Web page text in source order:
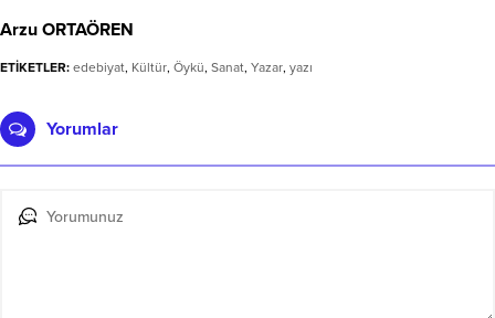
Arzu ORTAÖREN
ETİKETLER: edebiyat, Kültür, Öykü, Sanat, Yazar, yazı
Yorumlar